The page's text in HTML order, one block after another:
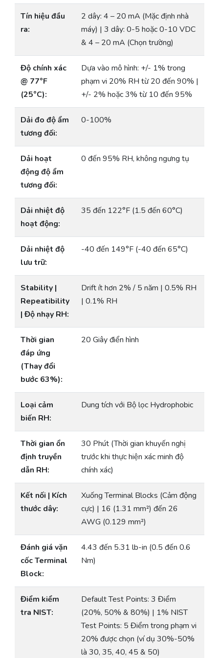
Tín hiệu đầu
ra:
2 dây: 4 – 20 mA (Mặc định nhà
máy) | 3 dây: 0-5 hoặc 0-10 VDC
& 4 – 20 mA (Chọn trường)
Độ chính xác
@ 77°F
(25°C):
Dựa vào mô hình: +/- 1% trong
phạm vi 20% RH từ 20 đến 90% |
+/- 2% hoặc 3% từ 10 đến 95%
Dải đo độ ẩm
tương đối:
0-100%
Dải hoạt
động độ ẩm
tương đối:
0 đến 95% RH, không ngưng tụ
Dải nhiệt độ
hoạt động:
35 đến 122°F (1.5 đến 60°C)
Dải nhiệt độ
lưu trữ:
-40 đến 149°F (-40 đến 65°C)
Stability |
Repeatibility
| Độ nhạy RH:
Drift ít hơn 2% / 5 năm | 0.5% RH
| 0.1% RH
Thời gian
đáp ứng
(Thay đổi
bước 63%):
20 Giây điển hình
Loại cảm
biến RH:
Dung tích với Bộ lọc Hydrophobic
Thời gian ổn
định truyền
dẫn RH:
30 Phút (Thời gian khuyến nghị
trước khi thực hiện xác minh độ
chính xác)
Kết nối | Kích
thước dây:
Xuống Terminal Blocks (Cảm động
cực) | 16 (1.31 mm²) đến 26
AWG (0.129 mm²)
Đánh giá vặn
cốc Terminal
Block:
4.43 đến 5.31 lb-in (0.5 đến 0.6
Nm)
Điểm kiểm
tra NIST:
Default Test Points: 3 Điểm
(20%, 50% & 80%) | 1% NIST
Test Points: 5 Điểm trong phạm vi
20% được chọn (ví dụ 30%-50%
là 30, 35, 40, 45 & 50)